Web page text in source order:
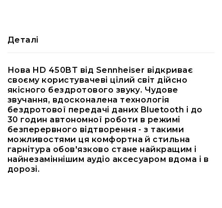
коди
Генератори
тайм-
кодів
Приймачі
та
передавачі
Дисплеї
Аксесуари
Деталі
Нова HD 450BT від Sennheiser відкриває
своєму користувачеві цілий світ дійсно
якісного бездротового звуку. Чудове
звучання, вдосконалена технологія
бездротової передачі даних Bluetooth і до
30 годин автономної роботи в режимі
безперервного відтворення - з такими
можливостями ця комфортна й стильна
гарнітура обов'язково стане найкращим і
найнезаміннішим аудіо аксесуаром вдома і в
дорозі.